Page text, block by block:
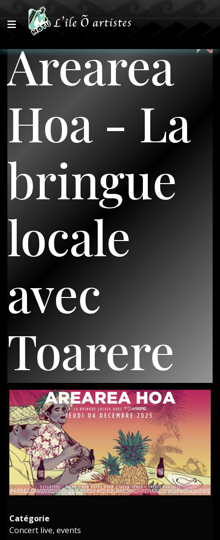
Arearea
Hoa - La
bringue
locale
avec
Toarere
Catégorie
Concert live, events